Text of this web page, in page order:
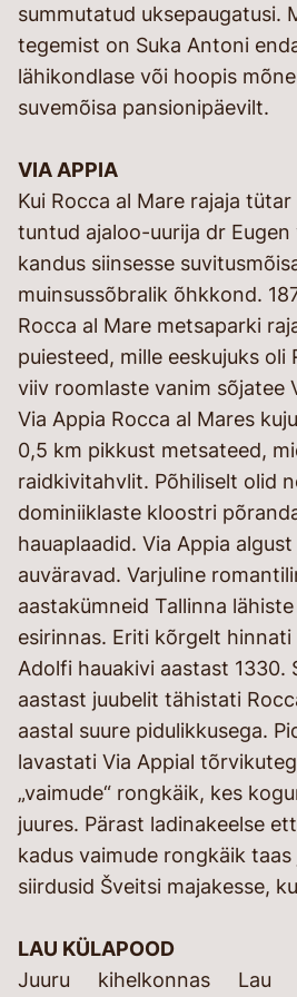
summutatud uksepaugatusi.
tegemist on Suka Antoni
lähikondlase või hoopis
suvemõisa pansionipäevilt.
VIA APPIA
Kui Rocca al Mare rajaja tütar
tuntud ajaloo-uurija dr
kandus siinsesse
muinsussõbralik õhkkond.
Rocca al Mare metsaparki
puiesteed, mille eeskujuks oli
viiv roomlaste vanim sõjatee
Via Appia Rocca al Mares
0,5 km pikkust metsateed,
raidkivitahvlit. Põhiliselt olid
dominiiklaste kloostri
hauaplaadid. Via Appia
auväravad. Varjuline
aastakümneid Tallinna
esirinnas. Eriti kõrgelt
Adolfi hauakivi aastast 1330.
aastast juubelit tähistati
aastal suure pidulikkusega.
lavastati Via Appial
„vaimude“ rongkäik, kes
juures. Pärast ladinakeelse
kadus vaimude rongkäik taas
siirdusid Šveitsi majakesse,
LAU KÜLAPOOD
Juuru kihelkonnas Lau